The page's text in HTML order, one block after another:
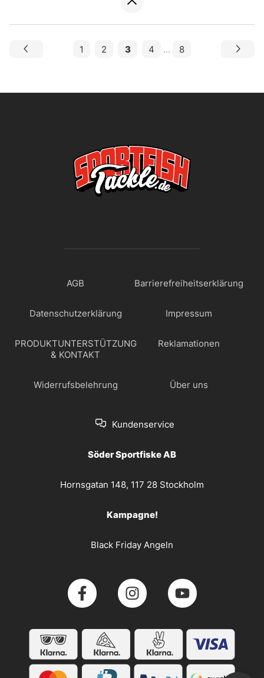
1 2 3 4 ... 8
AGB Barrierefreiheitserklärung
Datenschutzerklärung Impressum
PRODUKTUNTERSTÜTZUNG
& KONTAKT
Reklamationen
Widerrufsbelehrung Über uns
Kundenservice
Söder Sportfiske AB
Hornsgatan 148, 117 28 Stockholm
Kampagne!
Black Friday Angeln